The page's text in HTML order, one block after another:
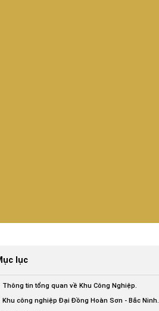
lục
Thông tin tổng quan về Khu Công Nghiệp.
Khu công nghiệp Đại Đồng Hoàn Sơn - Bắc Ninh.